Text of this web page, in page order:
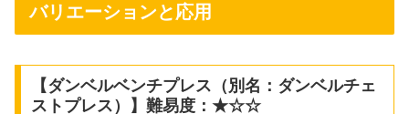
バリエーションと応用
【ダンベルベンチプレス（別名：ダンベルチェ
ストプレス）】難易度：★☆☆